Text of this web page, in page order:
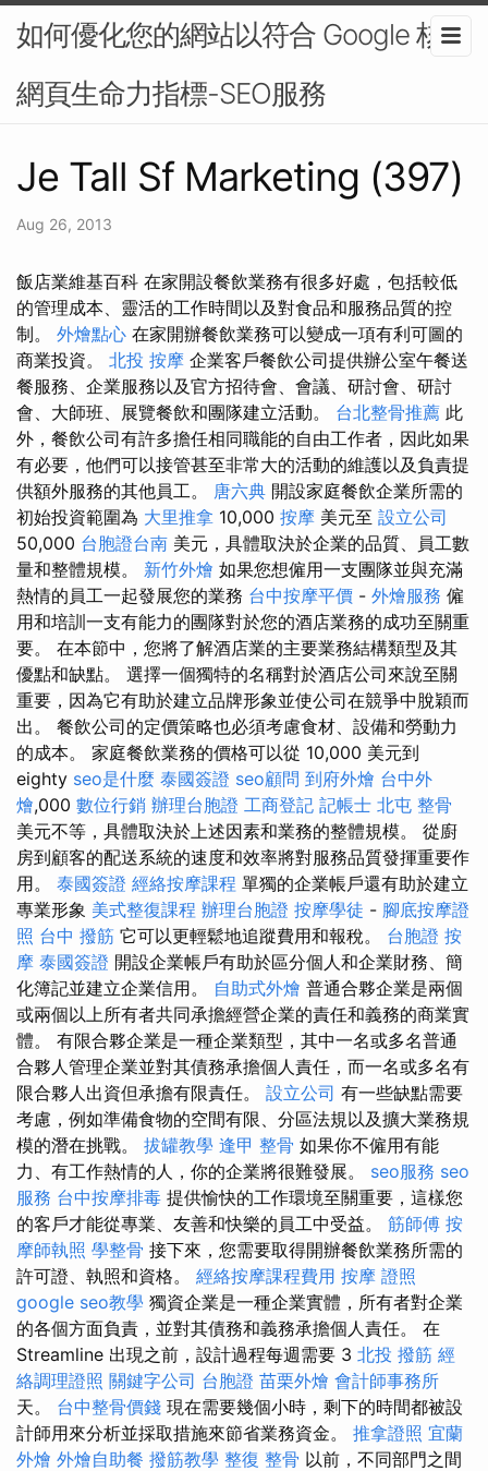
如何優化您的網站以符合 Google 核心
網頁生命力指標-SEO服務
Je Tall Sf Marketing (397)
Aug 26, 2013
飯店業維基百科 在家開設餐飲業務有很多好處，包括較低
的管理成本、靈活的工作時間以及對食品和服務品質的控
制。 外燴點心 在家開辦餐飲業務可以變成一項有利可圖的
商業投資。 北投 按摩 企業客戶餐飲公司提供辦公室午餐送
餐服務、企業服務以及官方招待會、會議、研討會、研討
會、大師班、展覽餐飲和團隊建立活動。 台北整骨推薦 此
外，餐飲公司有許多擔任相同職能的自由工作者，因此如果
有必要，他們可以接管甚至非常大的活動的維護以及負責提
供額外服務的其他員工。 唐六典 開設家庭餐飲企業所需的
初始投資範圍為 大里推拿 10,000 按摩 美元至 設立公司
50,000 台胞證台南 美元，具體取決於企業的品質、員工數
量和整體規模。 新竹外燴 如果您想僱用一支團隊並與充滿
熱情的員工一起發展您的業務 台中按摩平價 - 外燴服務 僱
用和培訓一支有能力的團隊對於您的酒店業務的成功至關重
要。 在本節中，您將了解酒店業的主要業務結構類型及其
優點和缺點。 選擇一個獨特的名稱對於酒店公司來說至關
重要，因為它有助於建立品牌形象並使公司在競爭中脫穎而
出。 餐飲公司的定價策略也必須考慮食材、設備和勞動力
的成本。 家庭餐飲業務的價格可以從 10,000 美元到
eighty seo是什麼 泰國簽證 seo顧問 到府外燴 台中外
燴,000 數位行銷 辦理台胞證 工商登記 記帳士 北屯 整骨
美元不等，具體取決於上述因素和業務的整體規模。 從廚
房到顧客的配送系統的速度和效率將對服務品質發揮重要作
用。 泰國簽證 經絡按摩課程 單獨的企業帳戶還有助於建立
專業形象 美式整復課程 辦理台胞證 按摩學徒 - 腳底按摩證
照 台中 撥筋 它可以更輕鬆地追蹤費用和報稅。 台胞證 按
摩 泰國簽證 開設企業帳戶有助於區分個人和企業財務、簡
化簿記並建立企業信用。 自助式外燴 普通合夥企業是兩個
或兩個以上所有者共同承擔經營企業的責任和義務的商業實
體。 有限合夥企業是一種企業類型，其中一名或多名普通
合夥人管理企業並對其債務承擔個人責任，而一名或多名有
限合夥人出資但承擔有限責任。 設立公司 有一些缺點需要
考慮，例如準備食物的空間有限、分區法規以及擴大業務規
模的潛在挑戰。 拔罐教學 逢甲 整骨 如果你不僱用有能
力、有工作熱情的人，你的企業將很難發展。 seo服務 seo
服務 台中按摩排毒 提供愉快的工作環境至關重要，這樣您
的客戶才能從專業、友善和快樂的員工中受益。 筋師傅 按
摩師執照 學整骨 接下來，您需要取得開辦餐飲業務所需的
許可證、執照和資格。 經絡按摩課程費用 按摩 證照
google seo教學 獨資企業是一種企業實體，所有者對企業
的各個方面負責，並對其債務和義務承擔個人責任。 在
Streamline 出現之前，設計過程每週需要 3 北投 撥筋 經
絡調理證照 關鍵字公司 台胞證 苗栗外燴 會計師事務所
天。 台中整骨價錢 現在需要幾個小時，剩下的時間都被設
計師用來分析並採取措施來節省業務資金。 推拿證照 宜蘭
外燴 外燴自助餐 撥筋教學 整復 整骨 以前，不同部門之間